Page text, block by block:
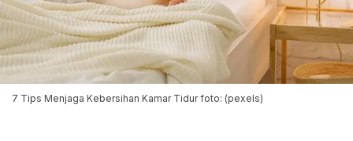
7 Tips Menjaga Kebersihan Kamar Tidur foto: (pexels)